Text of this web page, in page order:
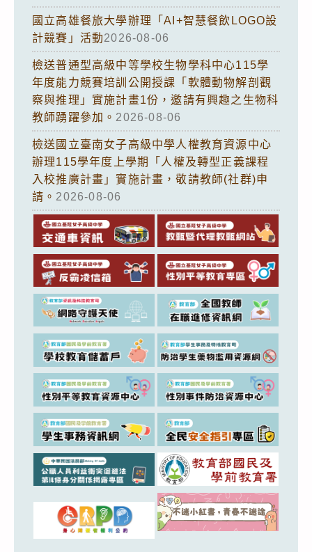
國立高雄餐旅大學辦理「AI+智慧餐飲LOGO設
計競賽」活動2026-08-06
檢送普通型高級中等學校生物學科中心115學
年度能力競賽培訓公開授課「軟體動物解剖觀
察與推理」實施計畫1份，邀請有興趣之生物科
教師踴躍參加。 2026-08-06
檢送國立臺南女子高級中學人權教育資源中心
辦理115學年度上學期「人權及轉型正義課程
入校推廣計畫」實施計畫，敬請教師(社群)申
請。 2026-08-06